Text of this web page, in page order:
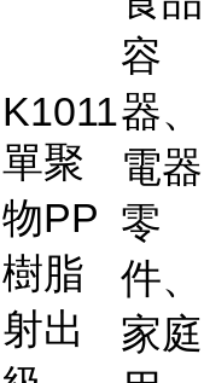
K1011
單聚
物PP
樹脂
射出
容
器、
電器
零
件、
家庭